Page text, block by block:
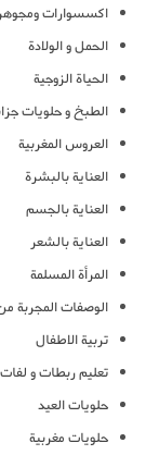
اكسسوارات
الحمل و الولادة
الحياة الزوجية
الطبخ و حلويات
العروس المغربية
العناية بالبشرة
العناية بالجسم
العناية بالشعر
المرأة المسلمة
الوصفات المجربة
تربية الاطفال
تعليم ربطات و
حلويات العيد
حلويات مغربية